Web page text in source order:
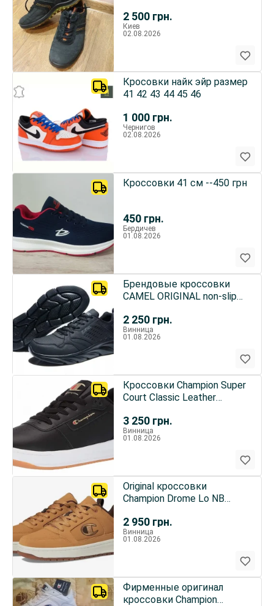
2 500 грн.
Киев
02.08.2026
1 000 грн.
Кросовки найк эйр размер
41 42 43 44 45 46
Чернигов
02.08.2026
450 грн.
Кроссовки 41 см --450 грн
Бердичев
01.08.2026
2 250 грн.
Брендовые кроссовки
CAMEL ORIGINAL non-slip
Винница
01.08.2026
3 250 грн.
Кроссовки Champion Super
Court Classic Leather
Винница
01.08.2026
2 950 грн.
Original кроссовки
Champion Drome Lo NB
Винница
01.08.2026
Фирменные оригинал
кроссовки Champion